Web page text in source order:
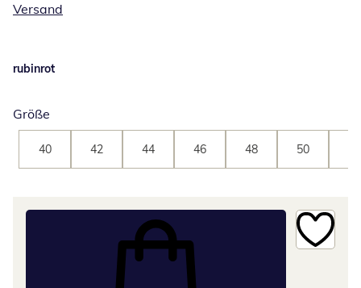
Versand
rubinrot
Größe
40 42 44 46 48 50